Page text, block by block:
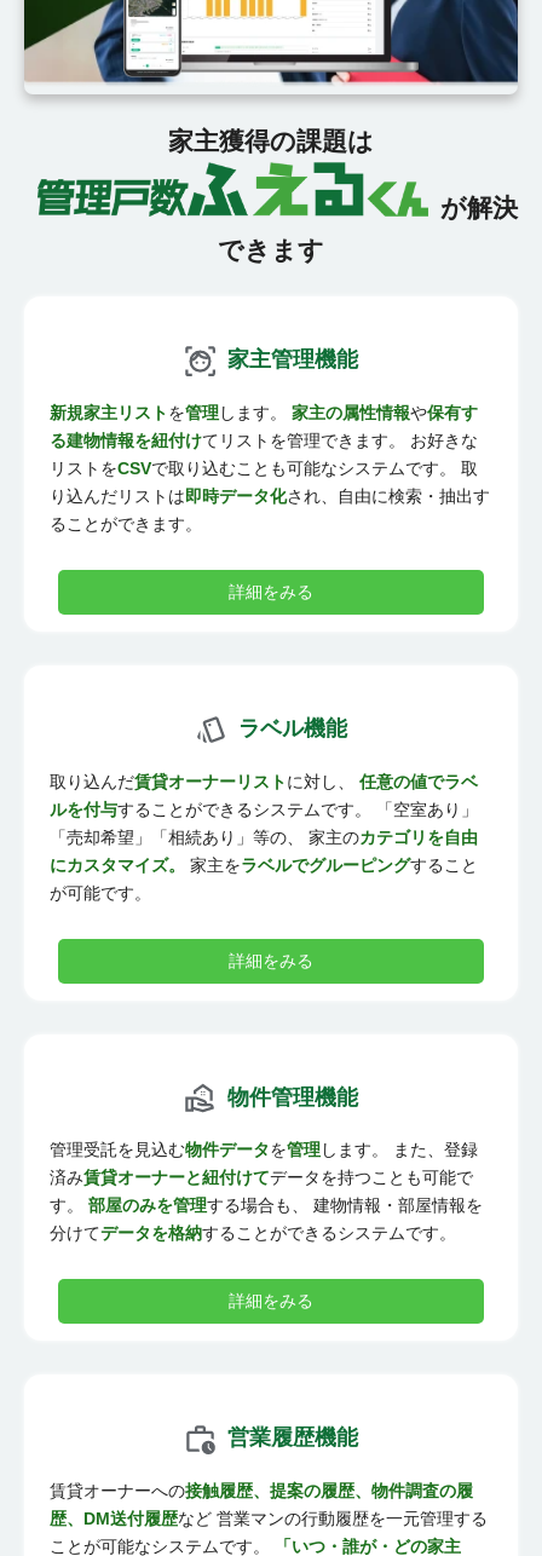
家主獲得の課題は
が解決
できます
家主管理機能
新規家主リストを管理します。 家主の属性情報や保有す
る建物情報を紐付けてリストを管理できます。 お好きな
リストをCSVで取り込むことも可能なシステムです。 取
り込んだリストは即時データ化され、自由に検索・抽出す
ることができます。
詳細をみる
ラベル機能
取り込んだ賃貸オーナーリストに対し、 任意の値でラベ
ルを付与することができるシステムです。 「空室あり」
「売却希望」「相続あり」等の、 家主のカテゴリを自由
にカスタマイズ。
家主をラベルでグルーピングすること
が可能です。
詳細をみる
物件管理機能
管理受託を見込む物件データを管理します。 また、登録
済み賃貸オーナーと紐付けてデータを持つことも可能で
す。 部屋のみを管理する場合も、 建物情報・部屋情報を
分けてデータを格納することができるシステムです。
詳細をみる
営業履歴機能
賃貸オーナーへの接触履歴、提案の履歴、物件調査の履
歴、DM送付履歴など 営業マンの行動履歴を一元管理する
ことが可能なシステムです。
「いつ・誰が・どの家主